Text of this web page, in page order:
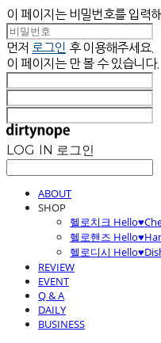
이 페이지는 비밀번호를 입력
먼저 로그인 후 이용해주세요.
이 페이지는 만 볼 수 있습니다.
LOG IN 로그인
ABOUT
SHOP
헬로치크
헬로핸즈
헬로디시
REVIEW
EVENT
Q & A
DAILY
BUSINESS